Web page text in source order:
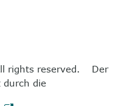
rights reserved. Der
durch die